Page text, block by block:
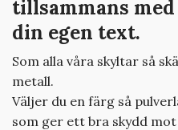
tillsammans
din egen text.
Som alla våra skyltar så
metall.
Väljer du en färg så
som ger ett bra skydd